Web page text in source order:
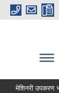
मेशिनरी उपकरण